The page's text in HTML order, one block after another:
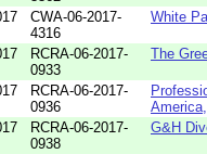
CWA-06-2017-
4316
White
RCRA-06-2017-
0933
The
RCRA-06-2017-
0936
RCRA-06-2017-
0938
G&H